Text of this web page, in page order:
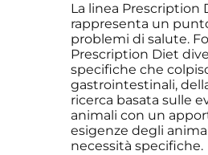
La linea
rappresenta un
problemi di salute.
Prescription Diet
specifiche che
gastrointestinali,
ricerca basata sulle
animali con un
esigenze degli
necessità specifiche.